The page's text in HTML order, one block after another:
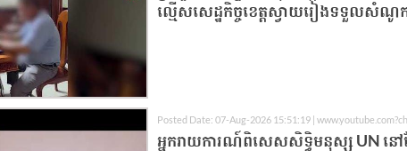
ល្មើសសេដ្ឋកិច្ចខេត្តស្វាយរៀងទទួលសំណូ
Posted Date: 07-Aug-2026 15:51:19 |
អ្នករាយការណ៍ពិសេសសិទ្ធិមនុស្ស UN នៅ